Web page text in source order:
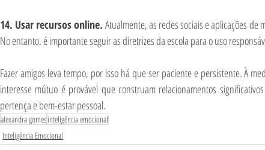
14. Usar recursos online. Atualmente, as redes sociais e aplicações de
No entanto, é importante seguir as diretrizes da escola para o uso
Fazer amigos leva tempo, por isso há que ser paciente e persistente. À
interesse mútuo é provável que construam relacionamentos
pertença e bem-estar pessoal.
alexandra gomesinteligência emocional
Inteligência Emocional